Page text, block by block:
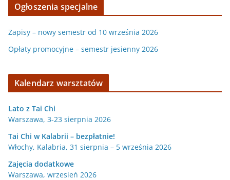
Ogłoszenia specjalne
Zapisy – nowy semestr od 10 września 2026
Opłaty promocyjne – semestr jesienny 2026
Kalendarz warsztatów
Lato z Tai Chi
Warszawa, 3-23 sierpnia 2026
Tai Chi w Kalabrii – bezpłatnie!
Włochy, Kalabria, 31 sierpnia – 5 września 2026
Zajęcia dodatkowe
Warszawa, wrzesień 2026